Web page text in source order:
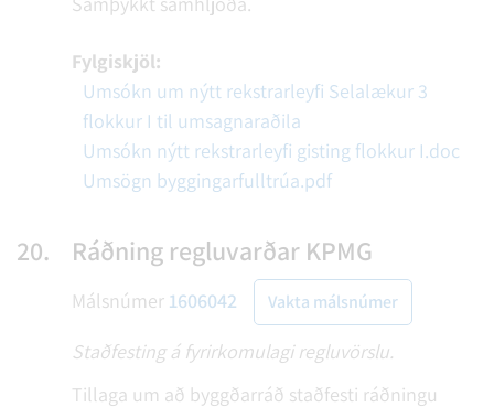
Fylgiskjöl:
Umsókn um nýtt rekstrarleyfi Selalækur 3
flokkur I til umsagnaraðila
Umsókn nýtt rekstrarleyfi gisting flokkur I.doc
Umsögn byggingarfulltrúa.pdf
20. Ráðning regluvarðar KPMG
Málsnúmer 1606042 Vakta málsnúmer
Staðfesting á fyrirkomulagi regluvörslu.
Tillaga um að byggðarráð staðfesti ráðningu